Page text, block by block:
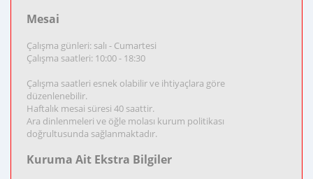
Mesai
Çalışma günleri: salı - Cumartesi
Çalışma saatleri: 10:00 - 18:30
Çalışma saatleri esnek olabilir ve ihtiyaçlara göre
düzenlenebilir.
Haftalık mesai süresi 40 saattir.
Ara dinlenmeleri ve öğle molası kurum politikası
doğrultusunda sağlanmaktadır.
Kuruma Ait Ekstra Bilgiler